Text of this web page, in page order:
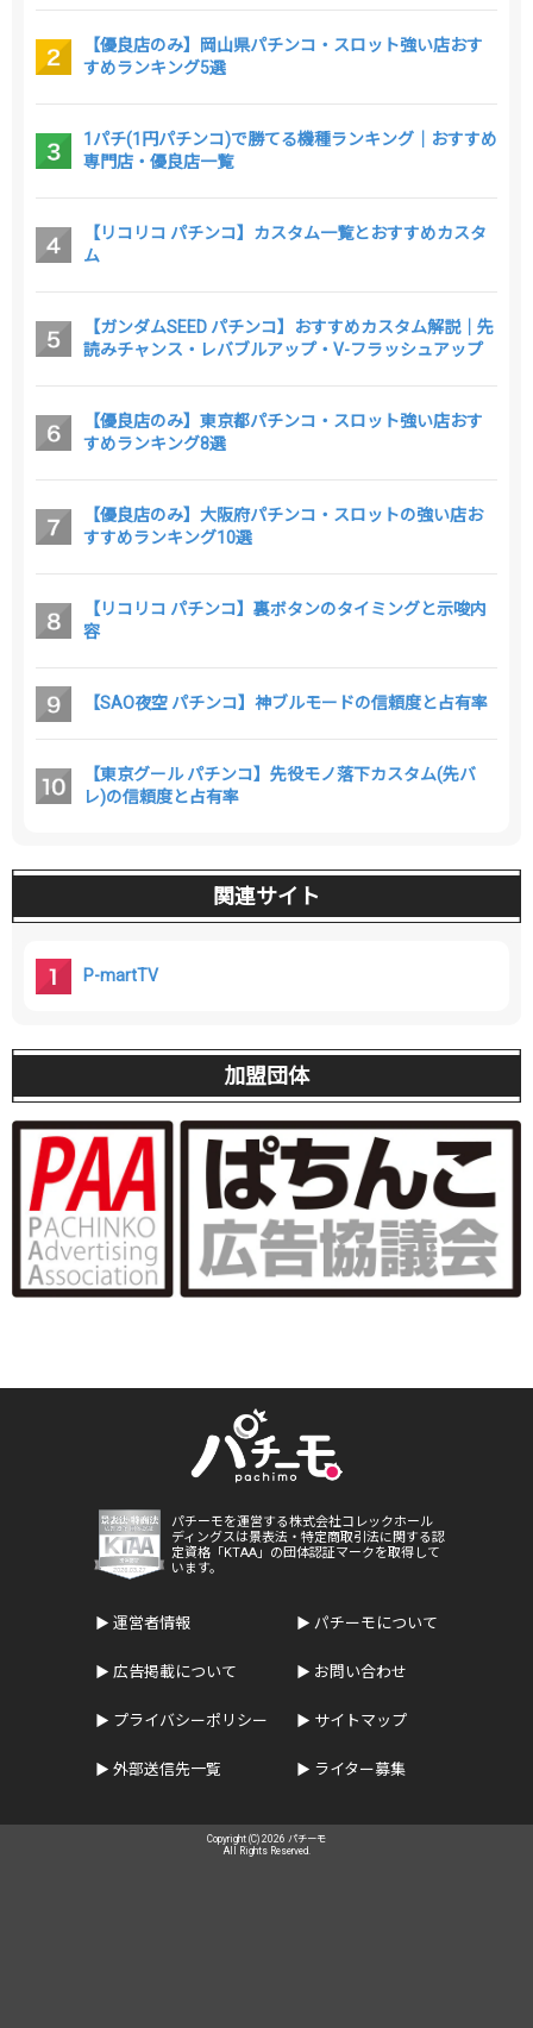
【優良店のみ】岡山県パチンコ・スロット強い店おす
すめランキング5選
1パチ(1円パチンコ)で勝てる機種ランキング｜おすすめ
専門店・優良店一覧
【リコリコ パチンコ】カスタム一覧とおすすめカスタ
ム
【ガンダムSEED パチンコ】おすすめカスタム解説｜先
読みチャンス・レバブルアップ・V-フラッシュアップ
【優良店のみ】東京都パチンコ・スロット強い店おす
すめランキング8選
【優良店のみ】大阪府パチンコ・スロットの強い店お
すすめランキング10選
【リコリコ パチンコ】裏ボタンのタイミングと示唆内
容
【SAO夜空 パチンコ】神ブルモードの信頼度と占有率
【東京グール パチンコ】先役モノ落下カスタム(先バ
レ)の信頼度と占有率
関連サイト
P-martTV
加盟団体
パチーモを運営する株式会社コレックホール
ディングスは景表法・特定商取引法に関する認
定資格「KTAA」の団体認証マークを取得して
います。
運営者情報 パチーモについて
広告掲載について お問い合わせ
プライバシーポリシー サイトマップ
外部送信先一覧 ライター募集
Copyright (C) 2026 パチーモ
All Rights Reserved.